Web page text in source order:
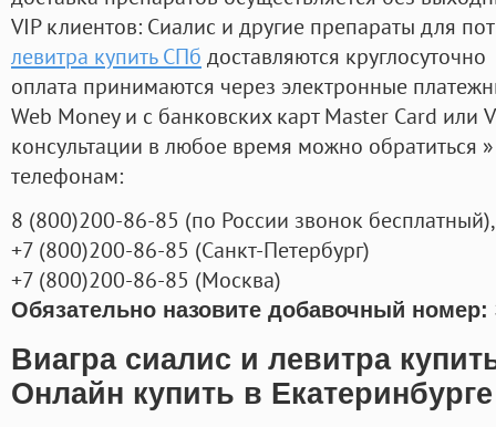
VIP клиентов: Сиалис и другие препараты для
левитра купить СПб доставляются круглосуточно
оплата принимаются через электронные
Web Money и с банковских карт Master Card или
консультации в любое время можно обратиться
телефонам:
8 (800)200-86-85 (по России звонок бесплатный),
+7 (800)200-86-85 (Санкт-Петербург)
+7 (800)200-86-85 (Москва)
Обязательно назовите добавочный номер:
Виагра сиалис и левитра
Онлайн купить в